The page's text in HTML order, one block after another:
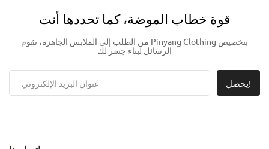
قوة خطاب الموضة، كما تحددها أنت
من الطلب إلى الملابس الجاهزة، تقوم Pinyang Clothing بتخصيص
الرسائل لبناء جسر لك
يحصل!